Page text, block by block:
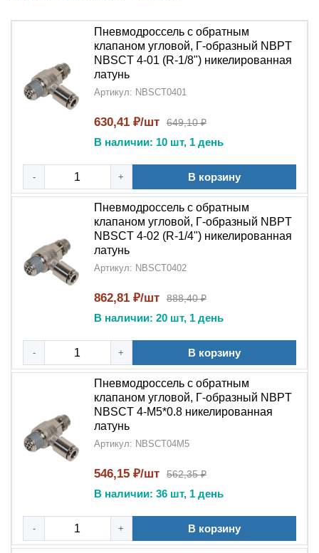
Ключевые преимущества:
Двойная
функциональность
дроссель с обратным клапаном
регулировку потока и защиту от обратного хода
Оптимальная конструкция: Г-образная
ограниченном пространстве
Долговечность:Никелированная
обеспечивает коррозионную стойкость и
износоустойчивость
Точная регулировка: Плавное изменение
расхода воздуха с надежной фиксацией настроек
Надежность Обратный клапан
Области применения:
Пневмодроссель-дроссель угловой Г-образный
применяется:
В промышленных пневматических системах
автоматизированных линиях
В пневмоцилиндрах и исполнительных
В компрессорном оборудовании
Пневмодроссель с обратным
клапаном угловой, Г-образный NBPT
NBSCT 4-01 (R-1/8") никелированная
латунь
Артикул: NBSCT0401
630,41 ₽/шт 649,10 ₽
В наличии: 10 шт, 1 день
- + В корзину
Пневмодроссель с обратным
клапаном угловой, Г-образный NBPT
NBSCT 4-02 (R-1/4") никелированная
латунь
Артикул: NBSCT0402
862,81 ₽/шт 888,40 ₽
В наличии: 20 шт, 1 день
- + В корзину
Пневмодроссель с обратным
клапаном угловой, Г-образный NBPT
NBSCT 4-M5*0.8 никелированная
латунь
Артикул: NBSCT04M5
546,15 ₽/шт 562,35 ₽
В наличии: 36 шт, 1 день
- + В корзину